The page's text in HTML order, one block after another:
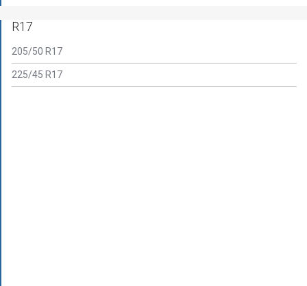
R17
205/50 R17
225/45 R17